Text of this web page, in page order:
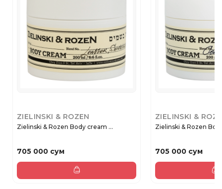
ZIELINSKI & ROZEN
Zielinski & Rozen Body cream ...
705 000 сум
ZIELINSKI &
Zielinski
705 000 сум